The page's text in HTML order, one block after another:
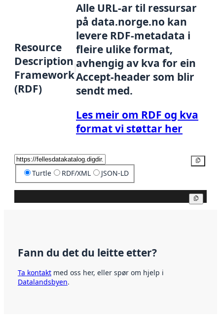
Resource
Description
Framework
(RDF)
Alle URL-ar til ressursar
på data.norge.no kan
levere RDF-metadata i
fleire ulike format,
avhengig av kva for ein
Accept-header som blir
sendt med.
Les meir om RDF og kva
format vi støttar her
Turtle RDF/XML JSON-LD
Fann du det du leitte etter?
Ta kontakt med oss her, eller spør om hjelp i
Datalandsbyen.